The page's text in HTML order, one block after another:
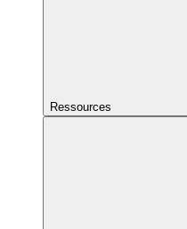
Ressources